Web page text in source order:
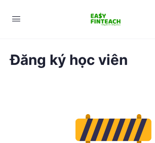
Đăng ký học viên